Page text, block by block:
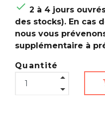
 2 à 4 jours
des stocks). En cas
nous vous
supplémentaire à
Quantité